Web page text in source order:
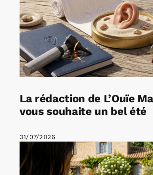
La rédaction de L’Ouïe
vous souhaite un bel été
31/07/2026